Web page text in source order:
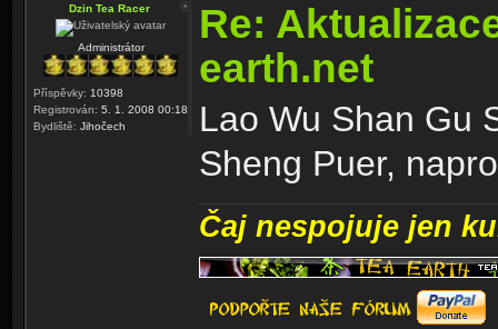
Dzin Tea Racer
Administrátor
Příspěvky: 10398
Registrován: 5. 1. 2008 00:18
Bydliště: Jihočech
Re:
earth.net
Lao Wu Shan Gu
Sheng Puer,
Čaj nespojuje jen